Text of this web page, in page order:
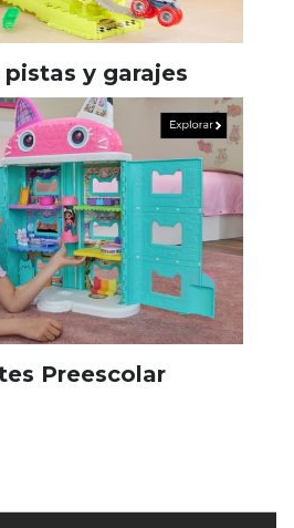
pistas y garajes
Preescolar